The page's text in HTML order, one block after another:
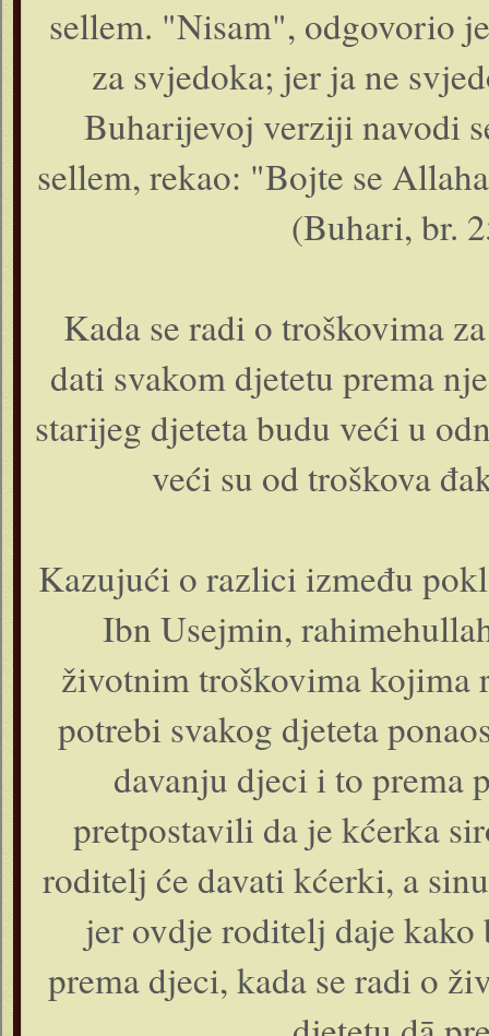
sellem. "Nisam", odgovorio
za svjedoka; jer ja ne
Buharijevoj verziji navodi
sellem, rekao: "Bojte se
(Buhari, br.
Kada se radi o troškovima
dati svakom djetetu prema
starijeg djeteta budu veći u
veći su od troškova
Kazujući o razlici između
Ibn Usejmin,
životnim troškovima kojima
potrebi svakog djeteta
davanju djeci i to prema
pretpostavili da je kćerka
roditelj će davati kćerki, a
jer ovdje roditelj daje kako
prema djeci, kada se radi o